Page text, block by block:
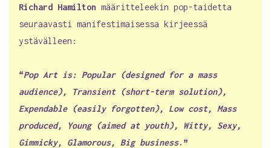
Richard Hamilton määritteleekin pop-taidetta
seuraavasti manifestimaisessa kirjeessä
ystävälleen:
“Pop Art is: Popular (designed for a mass
audience), Transient (short-term solution),
Expendable (easily forgotten), Low cost, Mass
produced, Young (aimed at youth), Witty, Sexy,
Gimmicky, Glamorous, Big business.”